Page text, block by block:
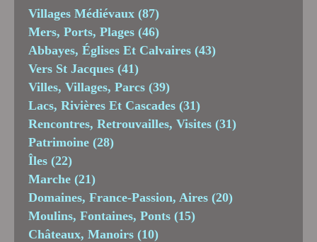
Villages Médiévaux (87)
Mers, Ports, Plages (46)
Abbayes, Églises Et Calvaires (43)
Vers St Jacques (41)
Villes, Villages, Parcs (39)
Lacs, Rivières Et Cascades (31)
Rencontres, Retrouvailles, Visites (31)
Patrimoine (28)
Îles (22)
Marche (21)
Domaines, France-Passion, Aires (20)
Moulins, Fontaines, Ponts (15)
Châteaux, Manoirs (10)